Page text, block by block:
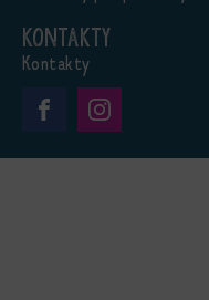
Kontakty
Kontakty